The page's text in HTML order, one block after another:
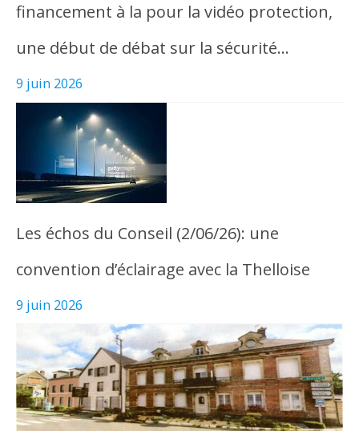
financement à la pour la vidéo protection,
une début de débat sur la sécurité…
9 juin 2026
Les échos du Conseil (2/06/26): une
convention d’éclairage avec la Thelloise
9 juin 2026